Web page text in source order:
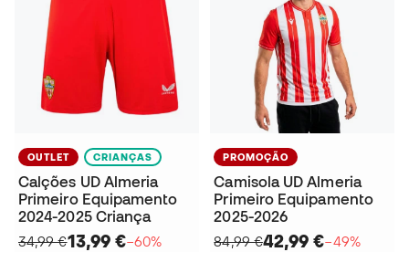
OUTLET CRIANÇAS
Calções UD Almeria
Primeiro Equipamento
2024-2025 Criança
34,99 €13,99 €−60%
PROMOÇÃO
Camisola UD Almeria
Primeiro Equipamento
2025-2026
84,99 €42,99 €−49%